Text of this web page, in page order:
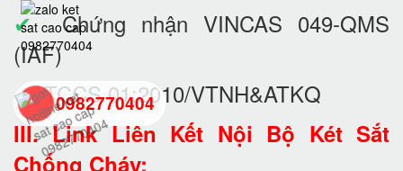
✔Chứng nhận VINCAS 049-QMS
(IAF)
✔TCCS 01:2010/VTNH&ATKQ
III. Link Liên Kết Nội Bộ Két Sắt
Chống Cháy:
0982770404